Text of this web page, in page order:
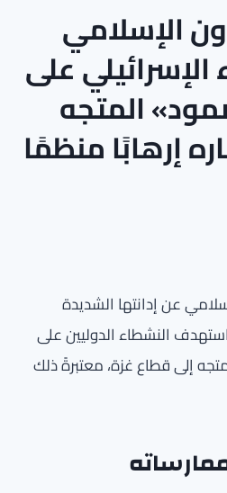
الإسلامي
الإسرائيلي على
المتجه
إرهابًا منظمًا
عن إدانتها الشديدة
النشطاء الدوليين على
إلى قطاع غزة، معتبرةً ذلك